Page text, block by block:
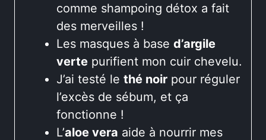
comme shampoing détox a fait
des merveilles !
Les masques à base d’argile
verte purifient mon cuir chevelu.
J’ai testé le thé noir pour réguler
l’excès de sébum, et ça
fonctionne !
L’aloe vera aide à nourrir mes